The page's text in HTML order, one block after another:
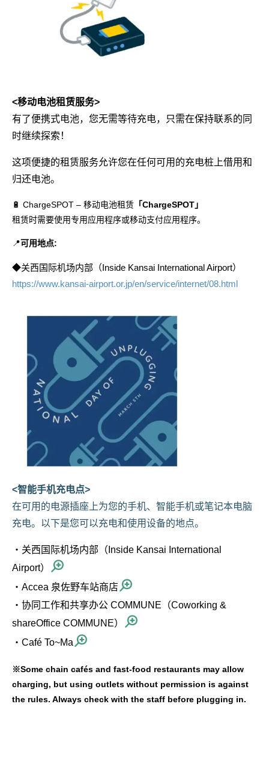
<移动电池租赁服务>
有了便携式电池，您无需等待充电，只需在保持联系的同
时继续探索！
这项便捷的租赁服务允许您在任何可用的充电桩上借用和
归还电池。
🔋 ChargeSPOT – 移动电池租赁 「ChargeSPOT」
租赁时需要使用专用应用程序或移动支付应用程序。
📍可用地点:
◆关西国际机场内部（Inside Kansai International Airport）
https://www.kansai-airport.or.jp/en/service/internet/08.html
<智能手机充电点>
在可用的电源插座上为您的手机、智能手机或笔记本电脑
充电。以下是您可以充电和使用设备的地点。
・关西国际机场内部（Inside Kansai International
Airport）
・Accea 泉佐野车站商店
・协同工作和共享办公 COMMUNE（Coworking &
shareOffice COMMUNE）
・Café To~Ma
※Some chain cafés and fast-food restaurants may allow
charging, but using outlets without permission is against
the rules. Always check with the staff before plugging in.